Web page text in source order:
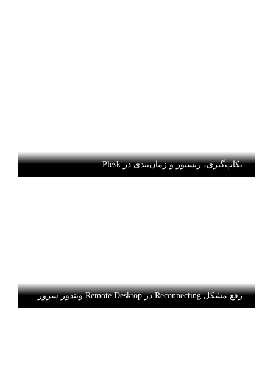
بکاپ‌گیری، ریستور و زمان‌بندی در Plesk
رفع مشکل Reconnecting در Remote Desktop ویندوز سرور